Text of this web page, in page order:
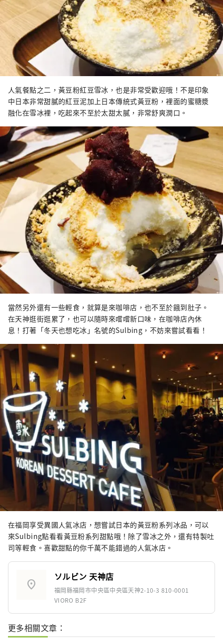
人氣餐點之二，黃豆粉紅豆雪冰，也是非常受歡迎哦！不是印象
中日本非常甜膩的紅豆泥加上日本傳統式黃豆粉，裡面的蜜糖漿
融化在雪冰裡，吃起來不至於太甜太膩，非常舒爽潤口。
當然另外還有一些輕食，就算是來咖啡店，也不至於餓到肚子。
在天神逛街逛累了，也可以隨時來嚐嚐新口味，在咖啡店內休
息！打著「冬天也想吃冰」名號的Sulbing，不妨來嘗試看看！
在福岡享受異國人氣冰店，想嘗試日本的黃豆粉系列冰品，可以
來Sulbing點看看黃豆粉系列甜點哦！除了雪冰之外，還有特製吐
司等輕食。喜歡甜點的你千萬不能錯過的人氣冰店。
location_on
ソルビン 天神店
福岡縣福岡市中央區中央區天神2-10-3 810-0001
VIORO B2F
更多相關文章：